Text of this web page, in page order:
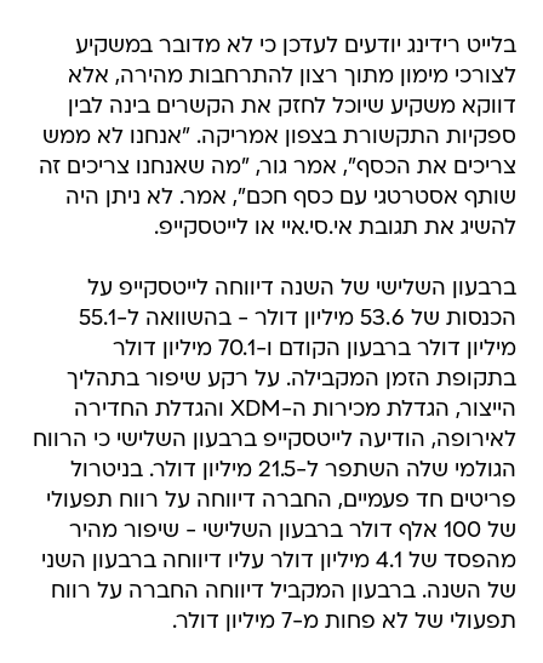
בלייט רידינג יודעים לעדכן כי לא מדובר במשקיע
לצורכי מימון מתוך רצון להתרחבות מהירה, אלא
דווקא משקיע שיוכל לחזק את הקשרים בינה לבין
ספקיות התקשורת בצפון אמריקה. "אנחנו לא ממש
צריכים את הכסף", אמר גור, "מה שאנחנו צריכים זה
שותף אסטרטגי עם כסף חכם", אמר. לא ניתן היה
להשיג את תגובת אי.סי.איי או לייטסקייפ.
ברבעון השלישי של השנה דיווחה לייטסקייפ על
הכנסות של 53.6 מיליון דולר - בהשוואה ל-55.1
מיליון דולר ברבעון הקודם ו-70.1 מיליון דולר
בתקופת הזמן המקבילה. על רקע שיפור בתהליך
הייצור, הגדלת מכירות ה-XDM והגדלת החדירה
לאירופה, הודיעה לייטסקייפ ברבעון השלישי כי הרווח
הגולמי שלה השתפר ל-21.5 מיליון דולר. בניטרול
פריטים חד פעמיים, החברה דיווחה על רווח תפעולי
של 100 אלף דולר ברבעון השלישי - שיפור מהיר
מהפסד של 4.1 מיליון דולר עליו דיווחה ברבעון השני
של השנה. ברבעון המקביל דיווחה החברה על רווח
תפעולי של לא פחות מ-7 מיליון דולר.